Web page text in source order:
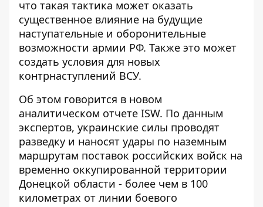
что такая тактика может оказать
существенное влияние на будущие
наступательные и оборонительные
возможности армии РФ. Также это может
создать условия для новых
контрнаступлений ВСУ.
Об этом говорится в новом
аналитическом отчете ISW. По данным
экспертов, украинские силы проводят
разведку и наносят удары по наземным
маршрутам поставок российских войск на
временно оккупированной территории
Донецкой области - более чем в 100
километрах от линии боевого